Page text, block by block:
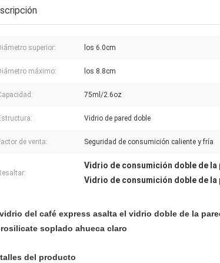
superior: los 6.0cm
máximo: los 8.8cm
75ml/2.6oz
Vidrio de pared doble
de venta: Seguridad de consumición caliente y fría
Vidrio de consumición doble de la
Vidrio de consumición doble de la
del café express asalta el vidrio doble de la
soplado ahueca claro
del producto